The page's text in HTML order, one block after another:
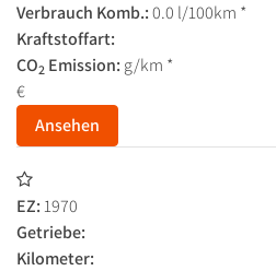
Verbrauch Komb.:0.0 l/100km *
Kraftstoffart:
CO2 Emission: g/km *
€
Ansehen
EZ: 1970
Getriebe:
Kilometer: